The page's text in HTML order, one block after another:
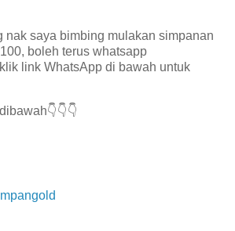
nak saya bimbing mulakan simpanan
boleh terus whatsapp
link WhatsApp di bawah untuk